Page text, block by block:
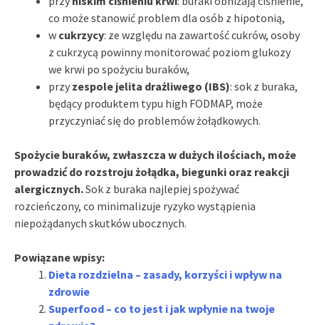
co może stanowić problem dla osób z hipotonią,
w cukrzycy: ze względu na zawartość cukrów, osoby
z cukrzycą powinny monitorować poziom glukozy
we krwi po spożyciu buraków,
przy zespole jelita drażliwego (IBS): sok z buraka,
będący produktem typu high FODMAP, może
przyczyniać się do problemów żołądkowych.
Spożycie buraków, zwłaszcza w dużych ilościach, może
prowadzić do rozstroju żołądka, biegunki oraz reakcji
alergicznych.Sok z buraka najlepiej spożywać
rozcieńczony, co minimalizuje ryzyko wystąpienia
niepożądanych skutków ubocznych.
Powiązane wpisy:
Dieta rozdzielna – zasady, korzyści i wpływ na
zdrowie
Superfood – co to jest i jak wpłynie na twoje